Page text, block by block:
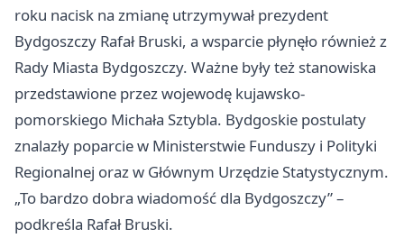
roku nacisk na zmianę utrzymywał prezydent
Bydgoszczy Rafał Bruski, a wsparcie płynęło również z
Rady Miasta Bydgoszczy. Ważne były też stanowiska
przedstawione przez wojewodę kujawsko-
pomorskiego Michała Sztybla. Bydgoskie postulaty
znalazły poparcie w Ministerstwie Funduszy i Polityki
Regionalnej oraz w Głównym Urzędzie Statystycznym.
„To bardzo dobra wiadomość dla Bydgoszczy” –
podkreśla Rafał Bruski.